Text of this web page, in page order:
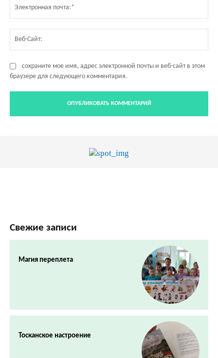
сохраните мое имя, адрес электронной почты и веб-сайт в этом
браузере для следующего комментария.
Свежие записи
Магия переплета
Тосканское настроение